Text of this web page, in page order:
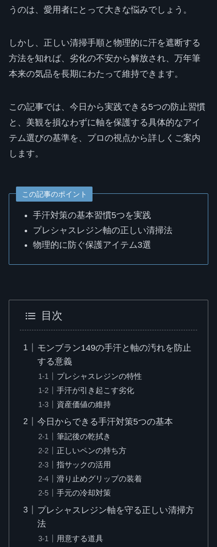
うのは、愛用者にとって大きな悩みでしょう。
しかし、正しい清掃手順と物理的に汗を遮断する
方法を知れば、劣化の不安から解放され、万年筆
本来の気品を長期にわたって維持できます。
この記事では、今日から実践できる5つの防止習慣
と、美観を損なわずに軸を保護する具体的なアイ
テム選びの基準を、プロの視点から詳しくご案内
します。
この記事のポイント
手汗対策の基本習慣5つを実践
プレシャスレジン軸の正しい清掃法
物理的に防ぐ保護アイテム3選
目次
モンブラン149の手汗と軸の汚れを防止
する意義
プレシャスレジンの特性
手汗が引き起こす劣化
資産価値の維持
今日からできる手汗対策5つの基本
筆記後の乾拭き
正しいペンの持ち方
指サックの活用
滑り止めグリップの装着
手元の冷却対策
プレシャスレジン軸を守る正しい清掃方
法
用意する道具